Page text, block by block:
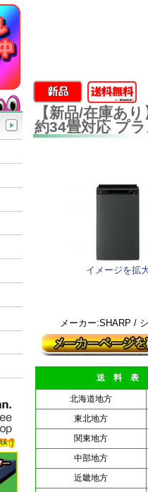
【新品/在庫あ
約34畳対応 プ
イメージを拡
メーカー:SHARP /
送 料 表
北海道地方
東北地方
関東地方
中部地方
近畿地方